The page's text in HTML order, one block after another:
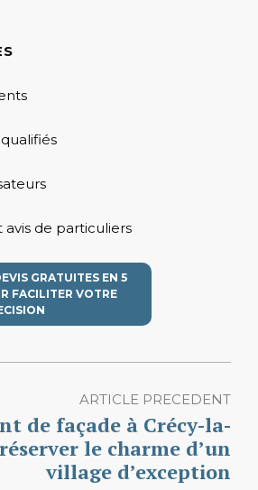
de particuliers
GRATUITES EN 5
FACILITER VOTRE
ARTICLE PRECEDENT
de façade à Crécy-la-
le charme d’un
village d’exception